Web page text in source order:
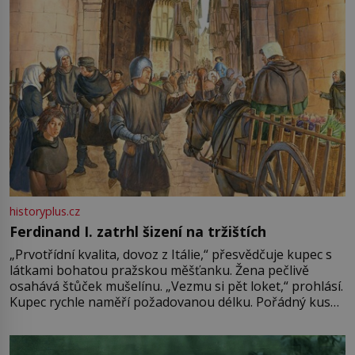
historyplus.cz
Ferdinand I. zatrhl šizení na tržištích
„Prvotřídní kvalita, dovoz z Itálie,“ přesvědčuje kupec s
látkami bohatou pražskou měšťanku. Žena pečlivě
osahává štůček mušelínu. „Vezmu si pět loket,“ prohlásí.
Kupec rychle naměří požadovanou délku. Pořádný kus
milostpaní. Stačí jenom na sukni,“ zhodnotí švadlena
množství růžového mušelínu. „Ošidili vás, podívejte.“